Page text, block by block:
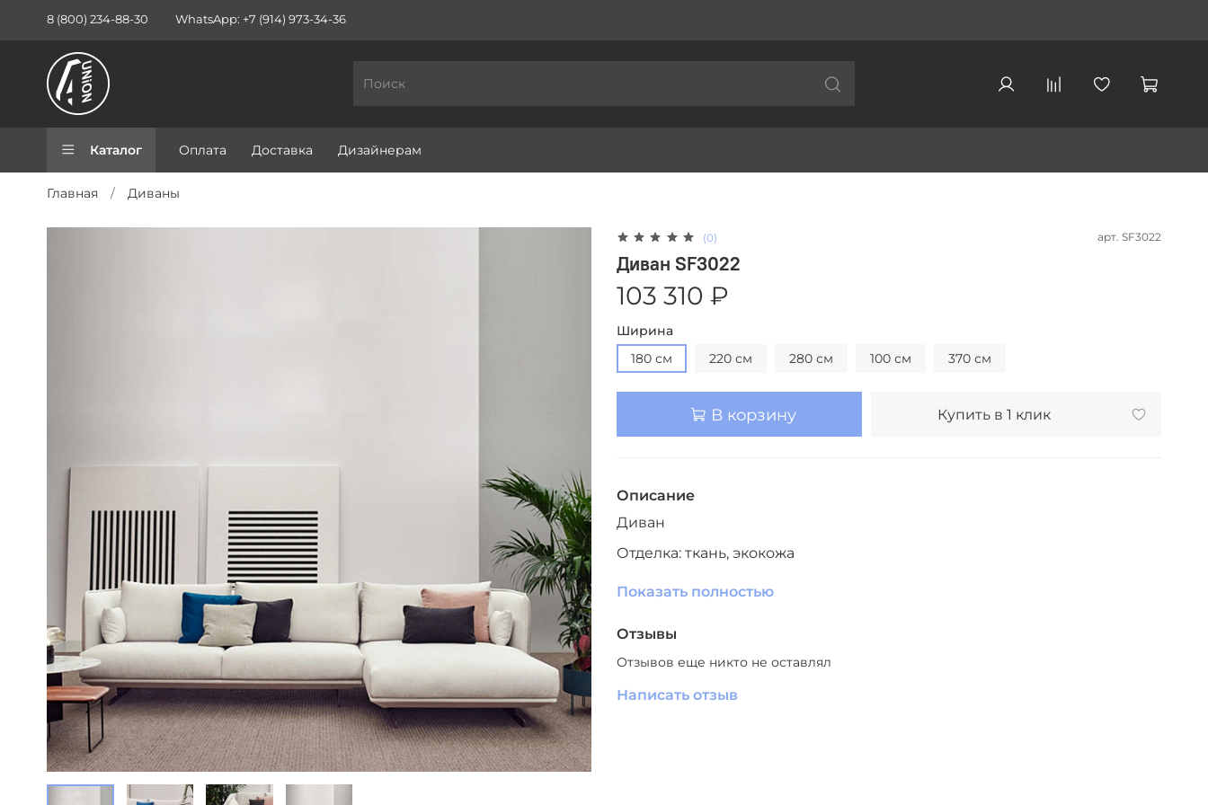
8 (800) 234-88-30 WhatsApp: +7 (914) 973-34-36
Каталог Оплата Доставка Дизайнерам
Главная Диваны
(0) арт. SF3022
Диван SF3022
103 310 ₽
Ширина
180 см
220 см 280 см 100 см 370 см
В корзину Купить в 1 клик
Описание
Диван
Отделка: ткань, экокожа
Цвет отделки: больший выбор (уточнять у менеджера)
Показать полностью
Отзывы
Отзывов еще никто не оставлял
Написать отзыв